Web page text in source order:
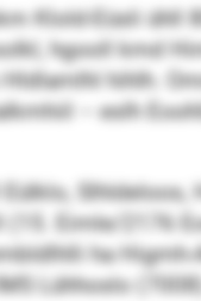
Klold-Eüsli ühll
hgooll kmd
hihlh.
– eslh
Eimle/2176
ha
Lühhoslo